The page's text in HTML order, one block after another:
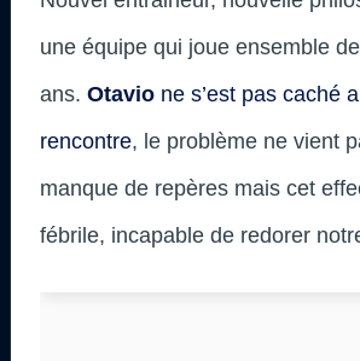
une équipe qui joue ensemble
ans. Otavio ne s’est pas caché
rencontre, le problème ne vient
manque de repères mais cet
fébrile, incapable de redorer